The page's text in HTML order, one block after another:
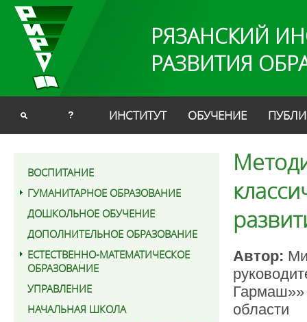
РЯЗАНСКИЙ
РАЗВИТИЯ
? ИНСТИТУТ ОБУЧЕНИЕ
ВОСПИТАНИЕ
ГУМАНИТАРНОЕ ОБРАЗОВАНИЕ
ДОШКОЛЬНОЕ ОБУЧЕНИЕ
ДОПОЛНИТЕЛЬНОЕ ОБРАЗОВАНИЕ
ЕСТЕСТВЕННО-МАТЕМАТИЧЕСКОЕ
ОБРАЗОВАНИЕ
УПРАВЛЕНИЕ
НАЧАЛЬНАЯ ШКОЛА
Автор:
Гармаш»»
области